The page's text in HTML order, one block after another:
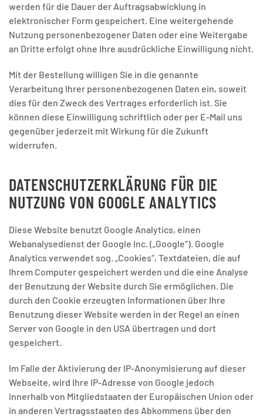
werden für die Dauer der Auftragsabwicklung in
elektronischer Form gespeichert. Eine weitergehende
Nutzung personenbezogener Daten oder eine Weitergabe
an Dritte erfolgt ohne Ihre ausdrückliche Einwilligung nicht.
Mit der Bestellung willigen Sie in die genannte
Verarbeitung Ihrer personenbezogenen Daten ein, soweit
dies für den Zweck des Vertrages erforderlich ist. Sie
können diese Einwilligung schriftlich oder per E-Mail uns
gegenüber jederzeit mit Wirkung für die Zukunft
widerrufen.
DATENSCHUTZERKLÄRUNG FÜR DIE
NUTZUNG VON GOOGLE ANALYTICS
Diese Website benutzt Google Analytics, einen
Webanalysedienst der Google Inc. („Google“). Google
Analytics verwendet sog. „Cookies“, Textdateien, die auf
Ihrem Computer gespeichert werden und die eine Analyse
der Benutzung der Website durch Sie ermöglichen. Die
durch den Cookie erzeugten Informationen über Ihre
Benutzung dieser Website werden in der Regel an einen
Server von Google in den USA übertragen und dort
gespeichert.
Im Falle der Aktivierung der IP-Anonymisierung auf dieser
Webseite, wird Ihre IP-Adresse von Google jedoch
innerhalb von Mitgliedstaaten der Europäischen Union oder
in anderen Vertragsstaaten des Abkommens über den